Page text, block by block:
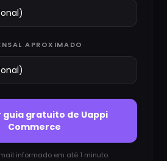
APROXIMADO
guia gratuito de Uappi
Commerce
informado em até 1 minuto.